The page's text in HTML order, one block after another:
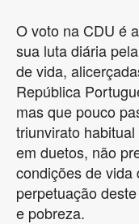
O voto na CDU é
sua luta diária
de vida,
República
mas que pouco
triunvirato
em duetos, não
condições de vida
perpetuação
e pobreza.